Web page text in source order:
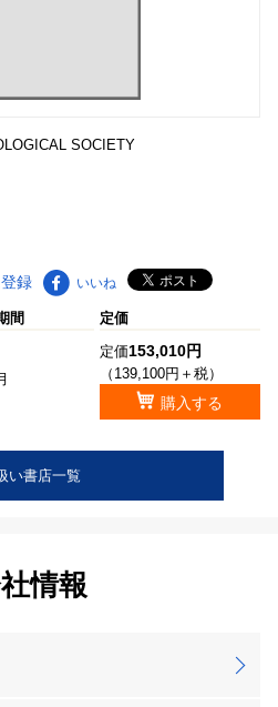
SOCIETY
録 いいね
間 定価
定価153,010円
（139,100円＋税）
購入する
い書店一覧
情報